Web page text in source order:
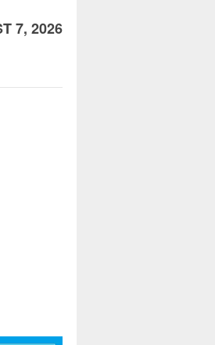
7, 2026